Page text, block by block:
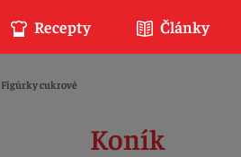
Figúrky cukrové
Koník
Recepty Články